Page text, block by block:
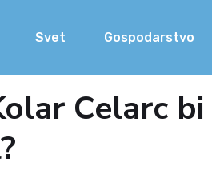
Svet Gospodarstvo
Celarc